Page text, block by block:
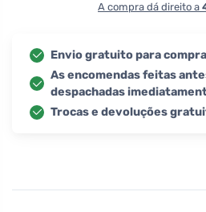
A compra dá direito a
Envio gratuito para
As encomendas feitas
despachadas
Trocas e devoluções